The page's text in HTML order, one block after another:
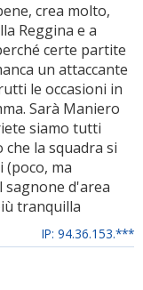
crea molto,
Reggina e a
certe partite
un attaccante
le occasioni in
Sarà Maniero
siamo tutti
la squadra si
ma
sagnone d'area
tranquilla
IP: 94.36.153.***